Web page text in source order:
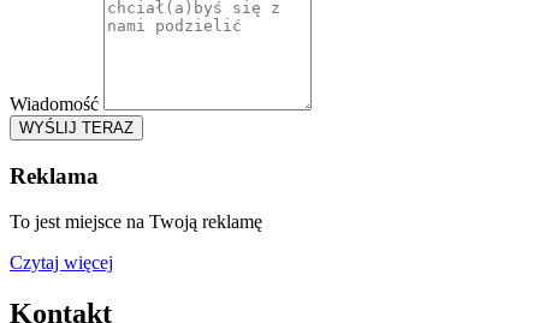
Wiadomość
WYŚLIJ TERAZ
Reklama
To jest miejsce na Twoją reklamę
Czytaj więcej
Kontakt